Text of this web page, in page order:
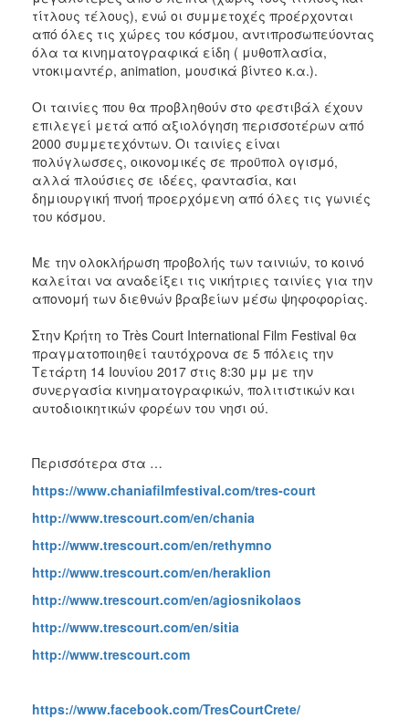
τίτλους τέλους), ενώ οι συμμετοχές προέρχονται
από όλες τις χώρες του κόσμου, αντιπροσωπεύοντας
όλα τα κινηματογραφικά είδη ( μυθοπλασία,
ντοκιμαντέρ, animation, μουσικά βίντεο κ.α.).
Οι ταινίες που θα προβληθούν στο φεστιβάλ έχουν
επιλεγεί μετά από αξιολόγηση περισσοτέρων από
2000 συμμετεχόντων. Οι ταινίες είναι
πολύγλωσσες, οικονομικές σε προϋπολ ογισμό,
αλλά πλούσιες σε ιδέες, φαντασία, και
δημιουργική πνοή προερχόμενη από όλες τις γωνιές
του κόσμου.
Με την ολοκλήρωση προβολής των ταινιών, το κοινό
καλείται να αναδείξει τις νικήτριες ταινίες για την
απονομή των διεθνών βραβείων μέσω ψηφοφορίας.
Στην Κρήτη το Très Court International Film Festival θα
πραγματοποιηθεί ταυτόχρονα σε 5 πόλεις την
Τετάρτη 14 Ιουνίου 2017 στις 8:30 μμ με την
συνεργασία κινηματογραφικών, πολιτιστικών και
αυτοδιοικητικών φορέων του νησι ού.
Περισσότερα στα …
https://www.chaniafilmfestival.com/tres-court
http://www.trescourt.com/en/chania
http://www.trescourt.com/en/rethymno
http://www.trescourt.com/en/heraklion
http://www.trescourt.com/en/agiosnikolaos
http://www.trescourt.com/en/sitia
http://www.trescourt.com
https://www.facebook.com/TresCourtCrete/